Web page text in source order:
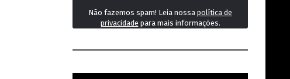
Não fazemos spam! Leia nossa política de
privacidade para mais informações.